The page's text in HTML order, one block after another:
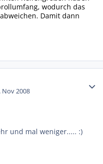
wodurch das
Damit dann
Nov 2008
und mal weniger..... :)